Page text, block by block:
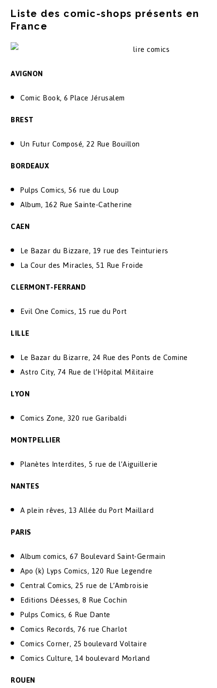
Liste des comic-shops présents en
France
AVIGNON
Comic Book, 6 Place Jérusalem
BREST
Un Futur Composé, 22 Rue Bouillon
BORDEAUX
Pulps Comics, 56 rue du Loup
Album, 162 Rue Sainte-Catherine
CAEN
Le Bazar du Bizzare, 19 rue des Teinturiers
La Cour des Miracles, 51 Rue Froide
CLERMONT-FERRAND
Evil One Comics, 15 rue du Port
LILLE
Le Bazar du Bizarre, 24 Rue des Ponts de Comine
Astro City, 74 Rue de l’Hôpital Militaire
LYON
Comics Zone, 320 rue Garibaldi
MONTPELLIER
Planètes Interdites, 5 rue de l’Aiguillerie
NANTES
A plein rêves, 13 Allée du Port Maillard
PARIS
Album comics, 67 Boulevard Saint-Germain
Apo (k) Lyps Comics, 120 Rue Legendre
Central Comics, 25 rue de L’Ambroisie
Editions Déesses, 8 Rue Cochin
Pulps Comics, 6 Rue Dante
Comics Records, 76 rue Charlot
Comics Corner, 25 boulevard Voltaire
Comics Culture, 14 boulevard Morland
ROUEN